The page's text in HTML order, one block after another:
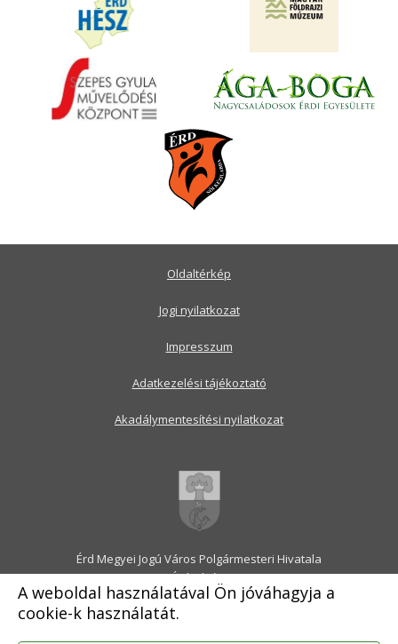
A weboldal használatával Ön jóváhagyja a
cookie-k használatát.
Érd Megyei Jogú Város Polgármesteri Hivatala
2030 Érd, Alsó utca 1.
Levélcím: 2031 Érd, Pf.: 31
E-mail:onkormanyzat@erd.hu
Telefonközpont:06-23-522-300
Oldaltérkép
Jogi nyilatkozat
Impresszum
Adatkezelési tájékoztató
Akadálymentesítési nyilatkozat